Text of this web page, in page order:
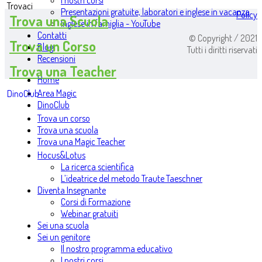
Presentazioni gratuite, laboratori e inglese in vacanza
Inglese in famiglia - YouTube
Contatti
Blog
Recensioni
Home
Area Magic
DinoClub
Trova un corso
Trova una scuola
Trova una Magic Teacher
Hocus&Lotus
La ricerca scientifica
L’ideatrice del metodo Traute Taeschner
Diventa Insegnante
Corsi di Formazione
Webinar gratuiti
Sei una scuola
Sei un genitore
Il nostro programma educativo
Trovaci
Trova una Scuola
Trova un Corso
Trova una Teacher
DinoClub
Policy
© Copyright / 2021
Tutti i diritti riservati